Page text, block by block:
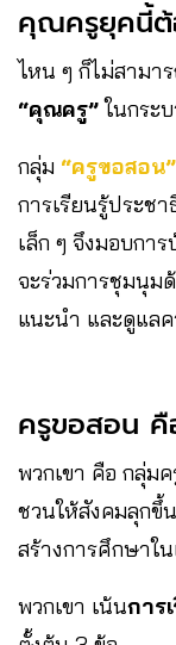
คุณครูยุคนี้ต้
ไหน ๆ ก็ไม่สามา
“คุณครู”ในกระ
กลุ่ม “ครูขอสอน”
การเรียนรู้ประช
เล็ก ๆ จึงมอบกา
จะร่วมการชุมนุม
แนะนำ และดูแล
ครูขอสอน คื
พวกเขา คือ กลุ่ม
ชวนให้สังคมลุกขึ้
สร้างการศึกษาใ
พวกเขา เน้นการ